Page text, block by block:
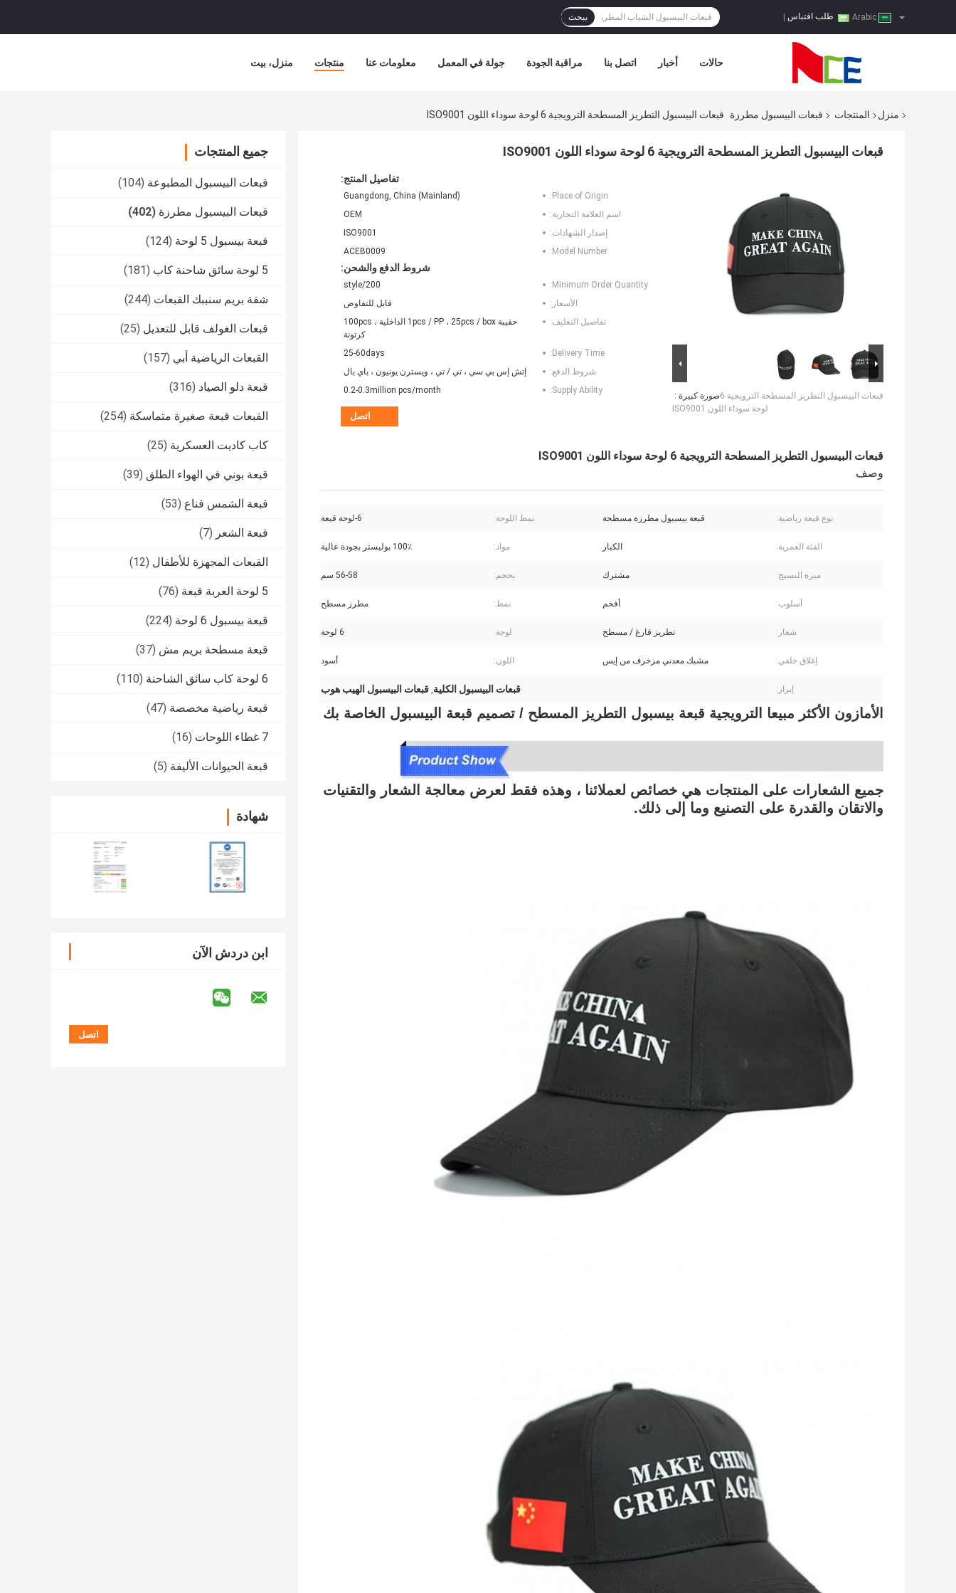
طلب اقتباس يبحث
منزل، بيت منتجات معلومات عنا جولة في المعمل مراقبة الجودة اتصل بنا أخبار حالات
منزل المنتجات قبعات البيسبول مطرزة قبعات البيسبول التطريز المسطحة الترويجية 6 لوحة سوداء اللون ISO9001
جميع المنتجات
قبعات البيسبول المطبوعة (104)
قبعات البيسبول مطرزة (402)
قبعة بيسبول 5 لوحة (124)
5 لوحة سائق شاحنة كاب (181)
شقة بريم سنببك القبعات (244)
قبعات الغولف قابل للتعديل (25)
القبعات الرياضية أبي (157)
قبعة دلو الصياد (316)
القبعات قبعة صغيرة متماسكة (254)
كاب كاديت العسكرية (25)
قبعة بوني في الهواء الطلق (39)
قبعة الشمس قناع (53)
قبعة الشعر (7)
القبعات المجهزة للأطفال (12)
5 لوحة العربة قبعة (76)
قبعة بيسبول 6 لوحة (224)
قبعة مسطحة بريم مش (37)
6 لوحة كاب سائق الشاحنة (110)
قبعة رياضية مخصصة (47)
7 غطاء اللوحات (16)
قبعة الحيوانات الأليفة (5)
شهادة
ابن دردش الآن
قبعات البيسبول التطريز المسطحة الترويجية 6 لوحة سوداء اللون ISO9001
صورة كبيرة :قبعات البيسبول التطريز المسطحة الترويجية 6
لوحة سوداء اللون ISO9001
تفاصيل المنتج:
Place of Origin:
Guangdong, China (Mainland)
اسم العلامة التجارية:
OEM
إصدار الشهادات:
ISO9001
Model Number:
ACEB0009
شروط الدفع والشحن:
Minimum Order Quantity:
200/style
الأسعار:
قابل للتفاوض
تفاصيل التغليف:
حقيبة 1pcs / PP ، 25pcs / box الداخلية ، 100pcs
كرتونة
Delivery Time:
25-60days
شروط الدفع:
إتش إس بي سي ، تي / تي ، ويسترن يونيون ، باي بال
Supply Ability:
0.2-0.3million pcs/month
اتصل
قبعات البيسبول التطريز المسطحة الترويجية 6 لوحة سوداء اللون ISO9001
وصف
نوع قبعة رياضية: قبعة بيسبول مطرزة مسطحة نمط اللوحة: 6-لوحة قبعة
الفئة العمرية: الكبار مواد: 100٪ بوليستر بجودة عالية
ميزة النسيج: مشترك بحجم: 56-58 سم
أسلوب: أفخم نمط: مطرز مسطح
شعار: تطريز فارغ / مسطح لوجة: 6 لوحة
إغلاق خلفي: مشبك معدني مزخرف من إيس اللون: أسود
إبراز: قبعات البيسبول الكلية, قبعات البيسبول الهيب هوب
الأمازون الأكثر مبيعا الترويجية قبعة بيسبول التطريز المسطح / تصميم قبعة البيسبول الخاصة بك
جميع الشعارات على المنتجات هي خصائص لعملائنا ، وهذه فقط لعرض معالجة الشعار والتقنيات
والاتقان والقدرة على التصنيع وما إلى ذلك.